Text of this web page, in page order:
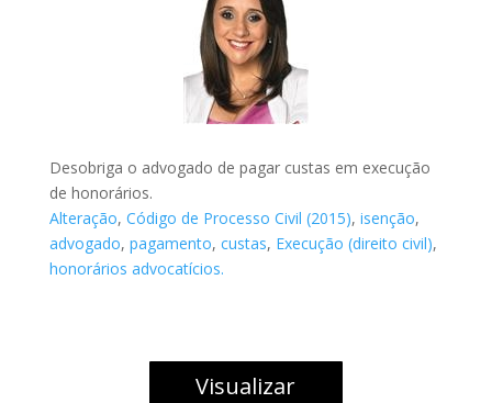
Desobriga o advogado de pagar custas em execução
de honorários.
Alteração, Código de Processo Civil (2015), isenção,
advogado, pagamento, custas, Execução (direito civil),
honorários advocatícios.
Visualizar